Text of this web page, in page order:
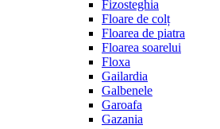
Fizosteghia
Floare de colț
Floarea de piatra
Floarea soarelui
Floxa
Gailardia
Galbenele
Garoafa
Gazania